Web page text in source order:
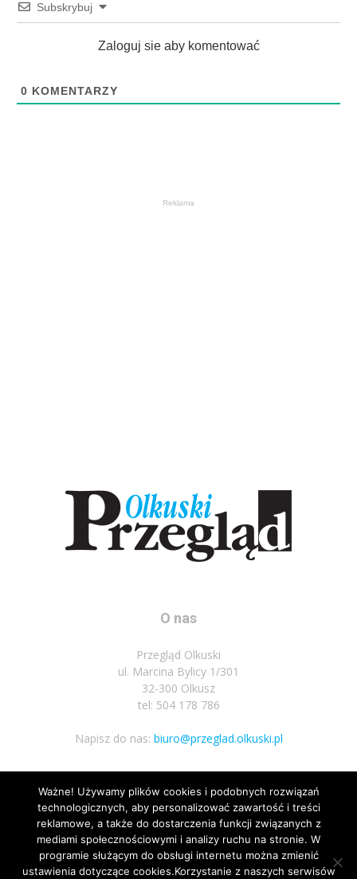
Subskrybuj
Zaloguj sie aby komentować
0 KOMENTARZY
Reklama
O nas
Przegląd Olkuski
ul. Marcina Bylicy 1/301
32-300 Olkusz
tel: 504 178 786
Napisz do nas: biuro@przeglad.olkuski.pl
Podążaj za nami
Ważne! Używamy plików cookies i podobnych rozwiązań
technologicznych, aby personalizować zawartość i treści
reklamowe, a także do dostarczenia funkcji związanych z
mediami społecznościowymi i analizy ruchu na stronie. W
programie służącym do obsługi internetu można zmienić
ustawienia dotyczące cookies.Korzystanie z naszych serwisów